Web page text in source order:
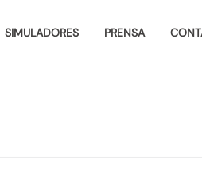
SIMULADORES PRENSA